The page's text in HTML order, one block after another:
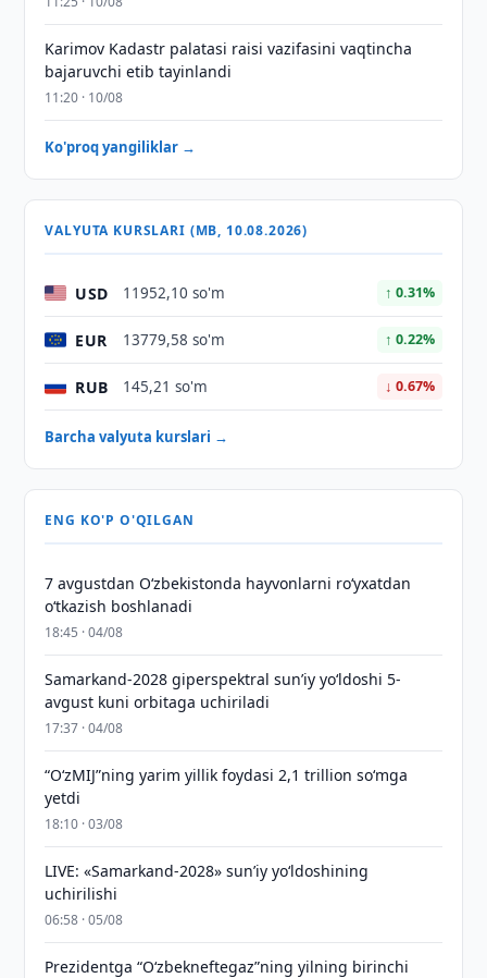
Karimov Kadastr palatasi raisi vazifasini vaqtincha
bajaruvchi etib tayinlandi
11:20 · 10/08
Ko'proq yangiliklar →
VALYUTA KURSLARI (MB, 10.08.2026)
USD 11952,10 so'm ↑ 0.31%
EUR 13779,58 so'm ↑ 0.22%
RUB 145,21 so'm ↓ 0.67%
Barcha valyuta kurslari →
ENG KO'P O'QILGAN
7 avgustdan O‘zbekistonda hayvonlarni ro‘yxatdan
o‘tkazish boshlanadi
18:45 · 04/08
Samarkand-2028 giperspektral sun’iy yo‘ldoshi 5-
avgust kuni orbitaga uchiriladi
17:37 · 04/08
“O‘zMIJ”ning yarim yillik foydasi 2,1 trillion so‘mga
yetdi
18:10 · 03/08
LIVE: «Samarkand-2028» sun’iy yo‘ldoshining
uchirilishi
06:58 · 05/08
Prezidentga “Oʻzbekneftegaz”ning yilning birinchi